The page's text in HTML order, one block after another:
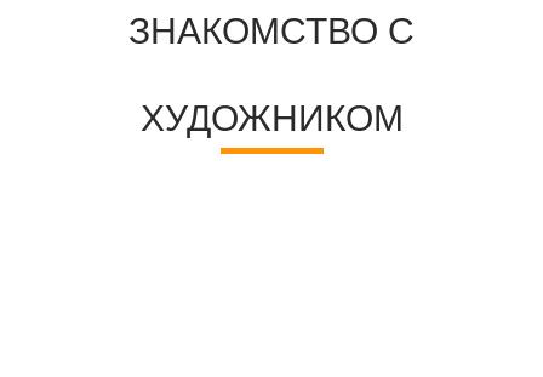
ЗНАКОМСТВО С
ХУДОЖНИКОМ